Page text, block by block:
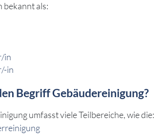
bekannt als:
in
in
Begriff Gebäudereinigung?
umfasst viele Teilbereiche, wie die: